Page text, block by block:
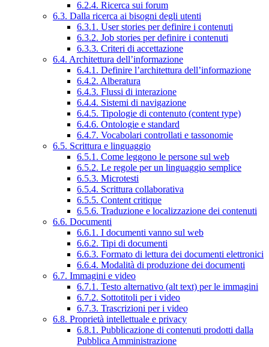
6.2.4. Ricerca sui forum
6.3. Dalla ricerca ai bisogni degli utenti
6.3.1. User stories per definire i contenuti
6.3.2. Job stories per definire i contenuti
6.3.3. Criteri di accettazione
6.4. Architettura dell’informazione
6.4.1. Definire l’architettura dell’informazione
6.4.2. Alberatura
6.4.3. Flussi di interazione
6.4.4. Sistemi di navigazione
6.4.5. Tipologie di contenuto (content type)
6.4.6. Ontologie e standard
6.4.7. Vocabolari controllati e tassonomie
6.5. Scrittura e linguaggio
6.5.1. Come leggono le persone sul web
6.5.2. Le regole per un linguaggio semplice
6.5.3. Microtesti
6.5.4. Scrittura collaborativa
6.5.5. Content critique
6.5.6. Traduzione e localizzazione dei contenuti
6.6. Documenti
6.6.1. I documenti vanno sul web
6.6.2. Tipi di documenti
6.6.3. Formato di lettura dei documenti elettronici
6.6.4. Modalità di produzione dei documenti
6.7. Immagini e video
6.7.1. Testo alternativo (alt text) per le immagini
6.7.2. Sottotitoli per i video
6.7.3. Trascrizioni per i video
6.8. Proprietà intellettuale e privacy
6.8.1. Pubblicazione di contenuti prodotti dalla
Pubblica Amministrazione